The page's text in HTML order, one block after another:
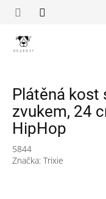
Plátěná kost
zvukem, 24
HipHop
5844
Značka: Trixie